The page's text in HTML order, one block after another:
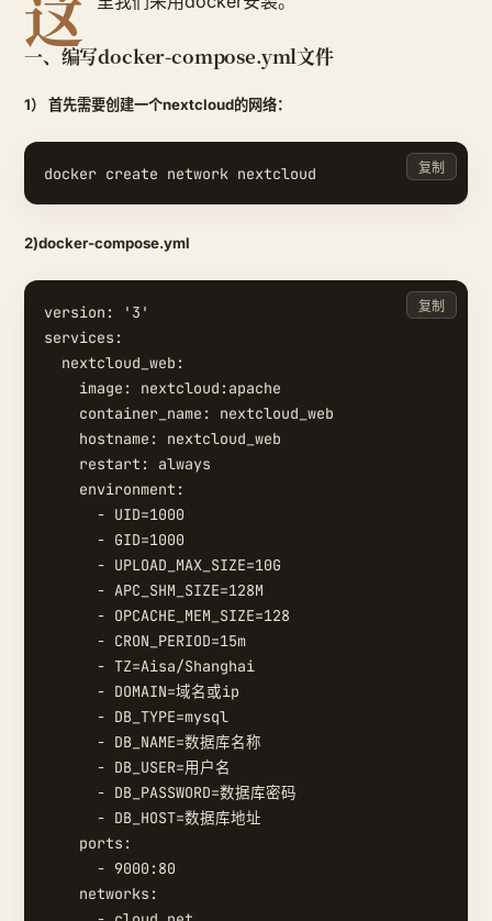
一、编写docker-compose.yml文件
1） 首先需要创建一个nextcloud的网络：
复制
2)docker-compose.yml
version: '3'
services:
  nextcloud_web:
    image: nextcloud:apache
    container_name: nextcloud_web
    hostname: nextcloud_web
    restart: always
    environment:
      - UID=1000
      - GID=1000
      - UPLOAD_MAX_SIZE=10G
      - APC_SHM_SIZE=128M
      - OPCACHE_MEM_SIZE=128
      - CRON_PERIOD=15m
      - TZ=Aisa/Shanghai
      - DOMAIN=域名或ip
      - DB_TYPE=mysql
      - DB_NAME=数据库名称
      - DB_USER=用户名
      - DB_PASSWORD=数据库密码
      - DB_HOST=数据库地址
    ports:
      - 9000:80
    networks:
复制